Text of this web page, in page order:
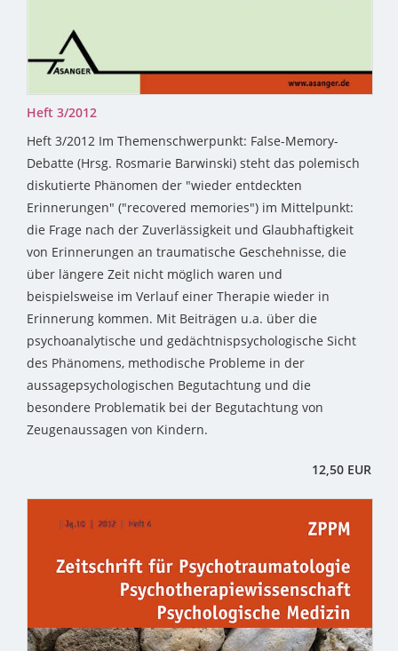
Heft 3/2012
Heft 3/2012 Im Themenschwerpunkt: False-Memory-
Debatte (Hrsg. Rosmarie Barwinski) steht das polemisch
diskutierte Phänomen der "wieder entdeckten
Erinnerungen" ("recovered memories") im Mittelpunkt:
die Frage nach der Zuverlässigkeit und Glaubhaftigkeit
von Erinnerungen an traumatische Geschehnisse, die
über längere Zeit nicht möglich waren und
beispielsweise im Verlauf einer Therapie wieder in
Erinnerung kommen. Mit Beiträgen u.a. über die
psychoanalytische und gedächtnispsychologische Sicht
des Phänomens, methodische Probleme in der
aussagepsychologischen Begutachtung und die
besondere Problematik bei der Begutachtung von
Zeugenaussagen von Kindern.
12,50 EUR